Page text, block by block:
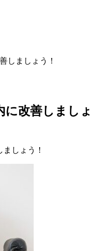
しましょう！
に改善しましょ